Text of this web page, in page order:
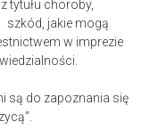
tytułu choroby,
szkód, jakie mogą
w imprezie
są do zapoznania się